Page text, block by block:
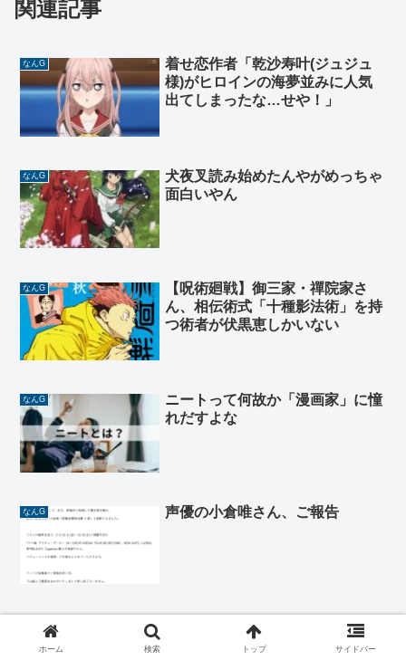
関連記事
なんG
着せ恋作者「乾沙寿叶(ジュジュ
様)がヒロインの海夢並みに人気
出てしまったな…せや！」
なんG
犬夜叉読み始めたんやがめっちゃ
面白いやん
なんG
【呪術廻戦】御三家・禪院家さ
ん、相伝術式「十種影法術」を持
つ術者が伏黒恵しかいない
なんG
ニートって何故か「漫画家」に憧
れだすよな
なんG 声優の小倉唯さん、ご報告
“刃牙”シリーズ累計一億部突
破！！！& 全話無料キャンペーン
ホーム 検索 トップ サイドバー